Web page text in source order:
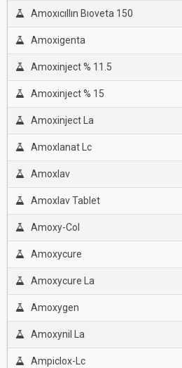
Amoxıcıllın Bıoveta 150
Amoxigenta
Amoxinject % 11.5
Amoxinject % 15
Amoxinject La
Amoxlanat Lc
Amoxlav
Amoxlav Tablet
Amoxy-Col
Amoxycure
Amoxycure La
Amoxygen
Amoxynil La
Ampiclox-Lc